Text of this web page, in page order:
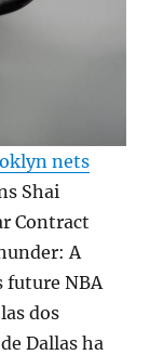
nets
Shai
Contract
A
future NBA
dos
Dallas ha